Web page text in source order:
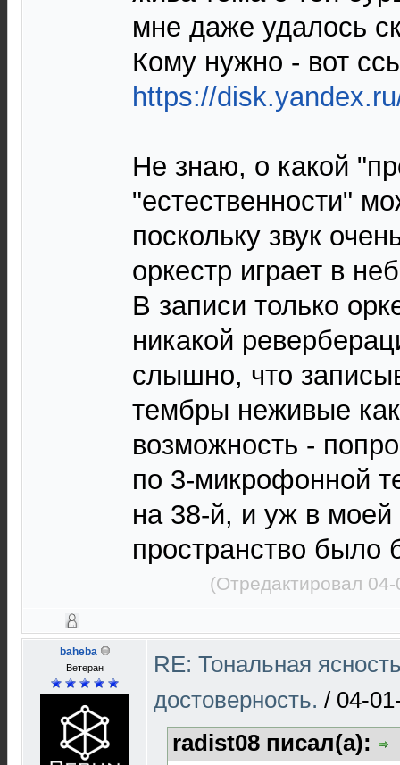
мне даже удалось
Кому нужно - вот
https://
Не знаю, о какой
"естественности"
поскольку звук
оркестр играет в
В записи только
никакой
слышно, что
тембры неживые
возможность -
по 3-микрофонной
на 38-й, и уж в моей
пространство было
(Отредактировал
baheba
Ветеран
RE: Тональная
достоверность. / 04-
radist08 писал(а):